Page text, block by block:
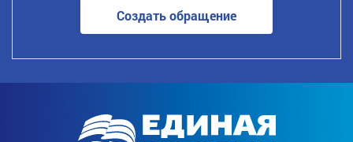
Создать обращение